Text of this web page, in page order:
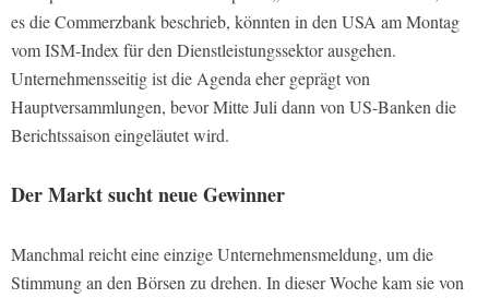
es die Commerzbank beschrieb, könnten in den USA am Montag
vom ISM-Index für den Dienstleistungssektor ausgehen.
Unternehmensseitig ist die Agenda eher geprägt von
Hauptversammlungen, bevor Mitte Juli dann von US-Banken die
Berichtssaison eingeläutet wird.
Der Markt sucht neue Gewinner
Manchmal reicht eine einzige Unternehmensmeldung, um die
Stimmung an den Börsen zu drehen. In dieser Woche kam sie von